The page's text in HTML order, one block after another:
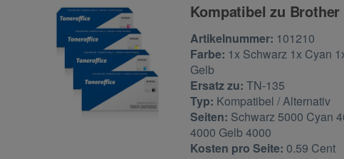
Kompatibel zu
Zur Artikelbewertung
Artikelnummer: 101210
Farbe: 1x Schwarz 1x Cyan
Gelb
Ersatz zu:TN-135
Typ: Kompatibel / Alternativ
Seiten: Schwarz 5000 Cyan
4000 Gelb 4000
Kosten pro Seite: 0.59 Cent